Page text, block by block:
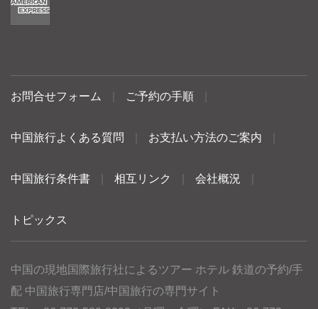
お問合せフォーム ご予約の手順
中国旅行よくある質問 お支払い方法のご案内
中国旅行条件書 相互リンク 会社概況
トピックス
中国の現地国際旅行社によるツアー ホテル 鉄道の予約/手
配 中国旅行専門店/中国旅行の専門サイト